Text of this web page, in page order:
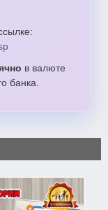
в валюте
банка.